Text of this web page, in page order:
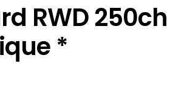
RWD
*